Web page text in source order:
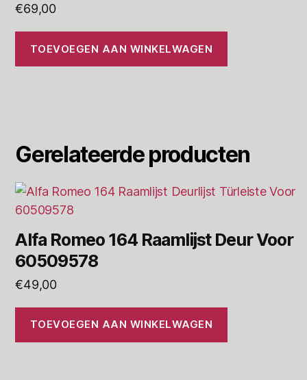
€69,00
TOEVOEGEN AAN WINKELWAGEN
Gerelateerde producten
Alfa Romeo 164 Raamlijst Deur Voor
60509578
€49,00
TOEVOEGEN AAN WINKELWAGEN